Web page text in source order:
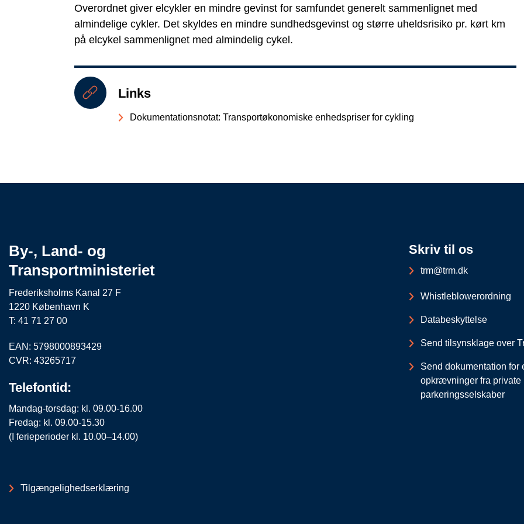
Overordnet giver elcykler en mindre gevinst for samfundet generelt sammenlignet med
almindelige cykler. Det skyldes en mindre sundhedsgevinst og større uheldsrisiko pr. kørt km
på elcykel sammenlignet med almindelig cykel.
Links
Dokumentationsnotat: Transportøkonomiske enhedspriser for cykling
By-, Land- og
Transportministeriet
Frederiksholms Kanal 27 F
1220 København K
T: 41 71 27 00
EAN: 5798000893429
CVR: 43265717
Telefontid:
Mandag-torsdag: kl. 09.00-16.00
Fredag: kl. 09.00-15.30
(I ferieperioder kl. 10.00–14.00)
Tilgængelighedserklæring
Skriv til os
trm@trm.dk
Whistleblowerordning
Databeskyttelse
Send tilsynsklage over
Send dokumentation for
opkrævninger fra private
parkeringsselskaber